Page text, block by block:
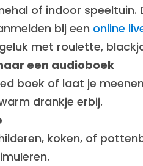
of indoor
bij een online
met roulette,
een audioboek
boek of laat je
drankje erbij.
koken, of